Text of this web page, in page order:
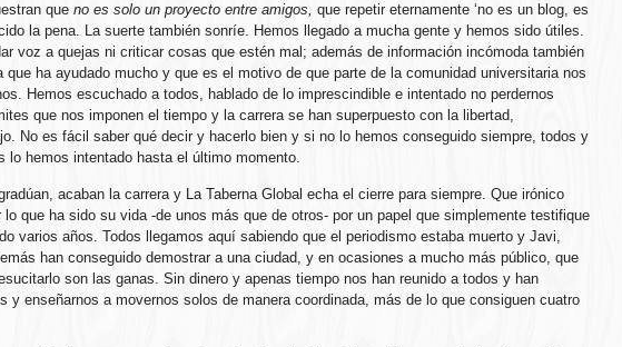
que no es solo un proyecto entre amigos, que repetir eternamente ‘no es un blog, es
la pena. La suerte también sonríe. Hemos llegado a mucha gente y hemos sido útiles.
voz a quejas ni criticar cosas que estén mal; además de información incómoda también
que ha ayudado mucho y que es el motivo de que parte de la comunidad universitaria nos
Hemos escuchado a todos, hablado de lo imprescindible e intentado no perdernos
que nos imponen el tiempo y la carrera se han superpuesto con la libertad,
No es fácil saber qué decir y hacerlo bien y si no lo hemos conseguido siempre, todos y
lo hemos intentado hasta el último momento.
acaban la carrera y La Taberna Global echa el cierre para siempre. Que irónico
que ha sido su vida -de unos más que de otros- por un papel que simplemente testifique
varios años. Todos llegamos aquí sabiendo que el periodismo estaba muerto y Javi,
han conseguido demostrar a una ciudad, y en ocasiones a mucho más público, que
son las ganas. Sin dinero y apenas tiempo nos han reunido a todos y han
y enseñarnos a movernos solos de manera coordinada, más de lo que consiguen cuatro